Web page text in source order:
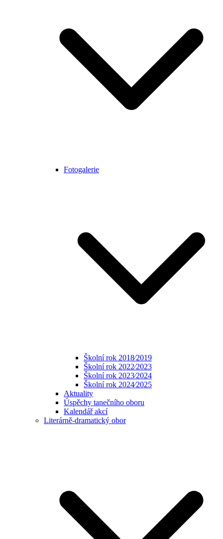
Fotogalerie
Školní rok 2018⁄2019
Školní rok 2022⁄2023
Školní rok 2023⁄2024
Školní rok 2024⁄2025
Aktuality
Úspěchy tanečního oboru
Kalendář akcí
Literárně-dramatický obor